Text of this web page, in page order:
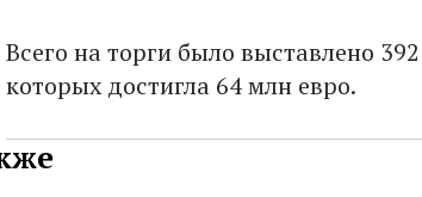
Всего на торги было выставлено
которых достигла 64 млн евро.